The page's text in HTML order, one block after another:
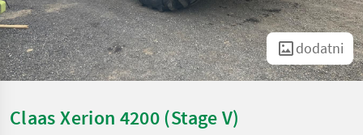
dodatni
Claas Xerion 4200 (Stage V)